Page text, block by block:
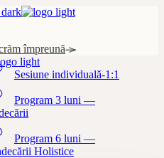
împreună
Sesiune individuală-1:1
Program 3 luni —
Program 6 luni —
Holistice